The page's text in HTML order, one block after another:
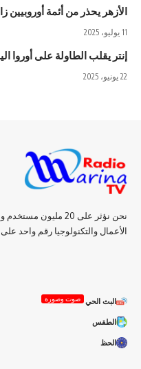
الأزهر يحذر من أئمة أوروبيين
11 يوليو، 2025
إنتر يقلب الطاولة على أوروا
22 يونيو، 2025
نحن نؤثر على 20 مليون
الأعمال والتكنولوجيا رقم واحد
البث الحي صوت وصورة
الطقس
الحظ